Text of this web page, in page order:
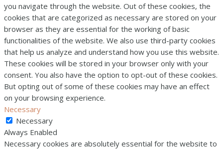
you navigate through the website. Out of these cookies, the
cookies that are categorized as necessary are stored on your
browser as they are essential for the working of basic
functionalities of the website. We also use third-party cookies
that help us analyze and understand how you use this website.
These cookies will be stored in your browser only with your
consent. You also have the option to opt-out of these cookies.
But opting out of some of these cookies may have an effect
on your browsing experience.
Necessary
Necessary
Always Enabled
Necessary cookies are absolutely essential for the website to